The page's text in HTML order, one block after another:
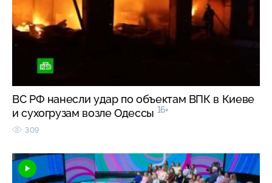
ВС РФ нанесли удар по объектам ВПК в Киеве
и сухогрузам возле Одессы 16+
309